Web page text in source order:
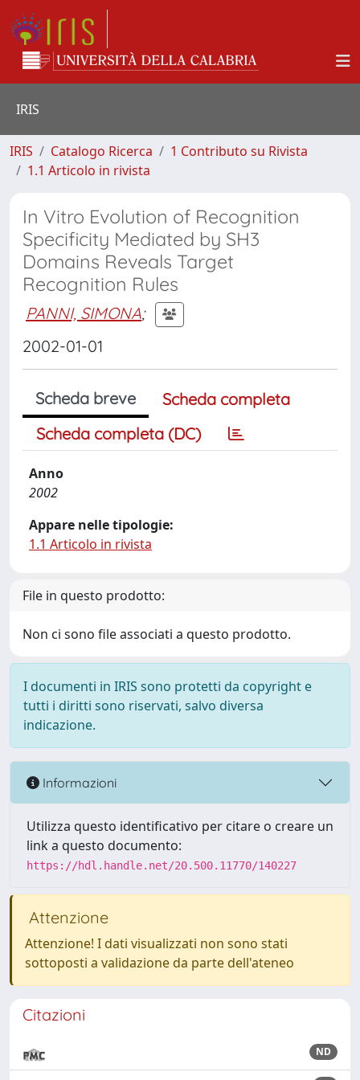
IRIS
IRIS Catalogo Ricerca
1 Contributo su Rivista
1.1 Articolo in rivista
In Vitro Evolution of Recognition
Specificity Mediated by SH3
Domains Reveals Target
Recognition Rules
PANNI, SIMONA;
2002-01-01
Scheda breve
Scheda completa
Scheda completa (DC)
Anno
2002
Appare nelle tipologie:
1.1 Articolo in rivista
File in questo prodotto:
Non ci sono file associati a questo prodotto.
I documenti in IRIS sono protetti da copyright e
tutti i diritti sono riservati, salvo diversa
indicazione.
Informazioni
Utilizza questo identificativo per citare o creare un
link a questo documento:
https://hdl.handle.net/20.500.11770/140227
Attenzione
Attenzione! I dati visualizzati non sono stati
sottoposti a validazione da parte dell'ateneo
Citazioni
ND